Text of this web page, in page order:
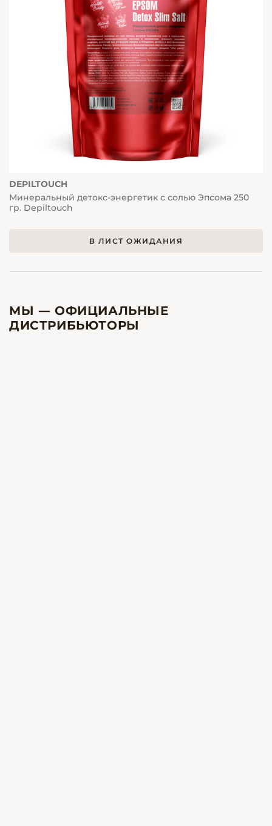
DEPILTOUCH
Минеральный детокс-энергетик с солью Эпсома 250
гр. Depiltouch
В ЛИСТ ОЖИДАНИЯ
МЫ — ОФИЦИАЛЬНЫЕ
ДИСТРИБЬЮТОРЫ